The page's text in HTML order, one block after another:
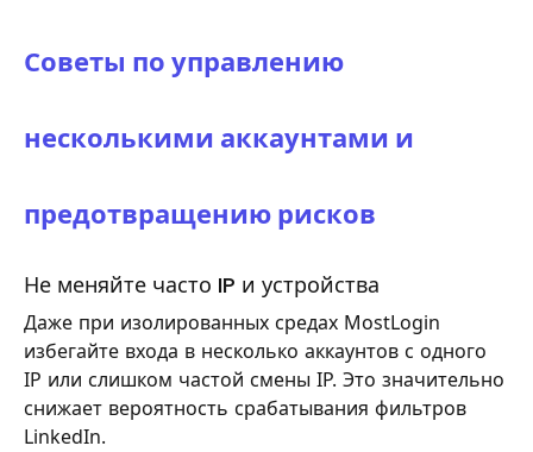
Советы по управлению
несколькими аккаунтами и
предотвращению рисков
Не меняйте часто IP и устройства
Даже при изолированных средах MostLogin
избегайте входа в несколько аккаунтов с одного
IP или слишком частой смены IP. Это значительно
снижает вероятность срабатывания фильтров
LinkedIn.